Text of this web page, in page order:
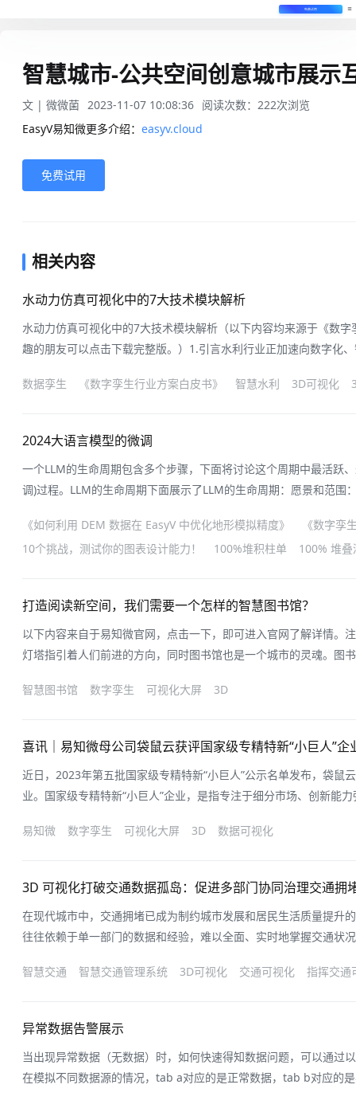
免费试用
智慧城市-公共空间创意城市展示
文 | 微微菌 2023-11-07 10:08:36 阅读次数： 222次浏览
EasyV易知微更多介绍： easyv.cloud
免费试用
相关内容
水动力仿真可视化中的7大技术模块解析
水动力仿真可视化中的7大技术模块解析（以下内容均来源于《数
趣的朋友可以点击下载完整版。）1.引言水利行业正加速向数字化
融合虚 拟仿真、可视化技术和数字孪生理念，构建起多维度的动态
数据孪生 《数字孪生行业方案白皮书》 智慧水利 3D可视化
2024大语言模型的微调
一个LLM的生命周期包含多个步骤，下面将讨论这个周期中最活跃
调)过程。LLM的生命周期下面展示了LLM的生命周期：愿景和范围
义的命名实体)。模型选择：选择从头训练一个模型还是修改一个
个已有
《如何利用 DEM 数据在 EasyV 中优化地形模拟精度》
《数字孪
10个挑战，测试你的图表设计能力！
100%堆积柱单 100% 堆
打造阅读新空间，我们需要一个怎样的智慧图书馆？
以下内容来自于易知微官网，点击一下，即可进入官网了解详情。
灯塔指引着人们前进的方向，同时图书馆也是一个城市的灵魂。图
基于数字技术构建智慧图书馆是图书馆转型进程中面临的重大课题
智慧图书馆 数字孪生 可视化大屏 3D
喜讯｜易知微母公司袋鼠云获评国家级专精特新“小巨人”
近日，2023年第五批国家级专精特新“小巨人”公示名单发布，袋鼠
业。国家级专精特新“小巨人”企业，是指专注于细分市场、创新能
展的硬支撑。袋鼠云作为在数字化服务领域的高精尖企业，在数字
易知微 数字孪生 可视化大屏 3D 数据可视化
3D 可视化打破交通数据孤岛：促进多部门协同治理交通拥
在现代城市中，交通拥堵已成为制约城市发展和居民生活质量提升
往往依赖于单一部门的数据和经验，难以全面、实时地掌握交通状
新的解决方案。一、交通数据孤岛的现状与挑战在城市交通管理中
智慧交通 智慧交通管理系统 3D可视化 交通可视化 指挥交通
异常数据告警展示
当出现异常数据（无数据）时，如何快速得知数据问题，可以通过
在模拟不同数据源的情况，tab a对应的是正常数据，tab b对应的